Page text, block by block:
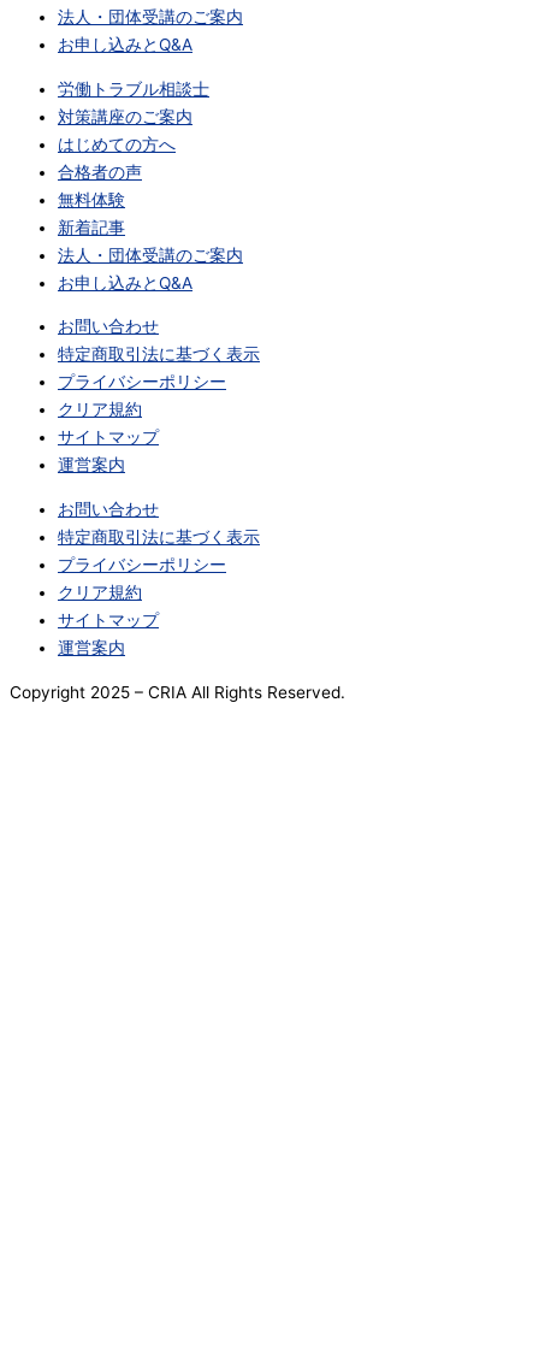
法人・団体受講のご案内
お申し込みとQ&A
労働トラブル相談士
対策講座のご案内
はじめての方へ
合格者の声
無料体験
新着記事
法人・団体受講のご案内
お申し込みとQ&A
お問い合わせ
特定商取引法に基づく表示
プライバシーポリシー
クリア規約
サイトマップ
運営案内
お問い合わせ
特定商取引法に基づく表示
プライバシーポリシー
クリア規約
サイトマップ
運営案内
Copyright 2025 – CRIA All Rights Reserved.